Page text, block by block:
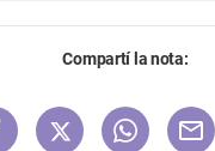
Compartí la nota: